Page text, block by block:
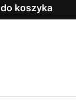
koszyka